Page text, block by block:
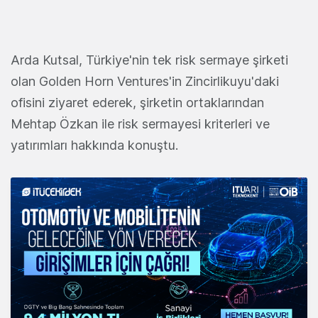
Arda Kutsal, Türkiye'nin tek risk sermaye şirketi
olan Golden Horn Ventures'in Zincirlikuyu'daki
ofisini ziyaret ederek, şirketin ortaklarından
Mehtap Özkan ile risk sermayesi kriterleri ve
yatırımları hakkında konuştu.